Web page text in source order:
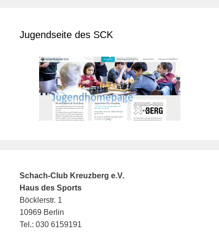
Jugendseite des SCK
Schach-Club Kreuzberg e.V.
Haus des Sports
Böcklerstr. 1
10969 Berlin
Tel.: 030 6159191